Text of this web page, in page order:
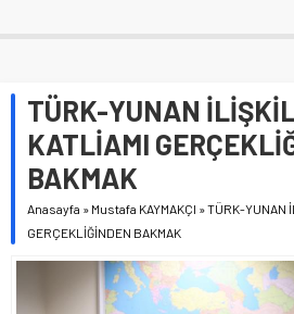
TÜRK-YUNAN
KATLİAMI
BAKMAK
Anasayfa » Mustafa KAYMAKÇI »TÜRK-YUNAN
GERÇEKLİĞİNDEN BAKMAK